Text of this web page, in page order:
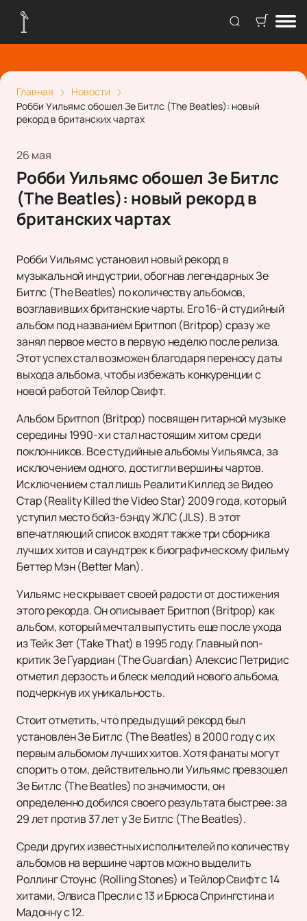
Главная
Новости
Робби Уильямс обошел Зе Битлс (The Beatles): новый
рекорд в британских чартах
26 мая
Робби Уильямс обошел Зе Битлс
(The Beatles): новый рекорд в
британских чартах
Робби Уильямс установил новый рекорд в
музыкальной индустрии, обогнав легендарных Зе
Битлс (The Beatles) по количеству альбомов,
возглавивших британские чарты. Его 16-й студийный
альбом под названием Бритпоп (Britpop) сразу же
занял первое место в первую неделю после релиза.
Этот успех стал возможен благодаря переносу даты
выхода альбома, чтобы избежать конкуренции с
новой работой Тейлор Свифт.
Альбом Бритпоп (Britpop) посвящен гитарной музыке
середины 1990-х и стал настоящим хитом среди
поклонников. Все студийные альбомы Уильямса, за
исключением одного, достигли вершины чартов.
Исключением стал лишь Реалити Киллед зе Видео
Стар (Reality Killed the Video Star) 2009 года, который
уступил место бойз-бэнду ЖЛС (JLS). В этот
впечатляющий список входят также три сборника
лучших хитов и саундтрек к биографическому фильму
Беттер Мэн (Better Man).
Уильямс не скрывает своей радости от достижения
этого рекорда. Он описывает Бритпоп (Britpop) как
альбом, который мечтал выпустить еще после ухода
из Тейк Зет (Take That) в 1995 году. Главный поп-
критик Зе Гуардиан (The Guardian) Алексис Петридис
отметил дерзость и блеск мелодий нового альбома,
подчеркнув их уникальность.
Стоит отметить, что предыдущий рекорд был
установлен Зе Битлс (The Beatles) в 2000 году с их
первым альбомом лучших хитов. Хотя фанаты могут
спорить о том, действительно ли Уильямс превзошел
Зе Битлс (The Beatles) по значимости, он
определенно добился своего результата быстрее: за
29 лет против 37 лет у Зе Битлс (The Beatles).
Среди других известных исполнителей по количеству
альбомов на вершине чартов можно выделить
Роллинг Стоунс (Rolling Stones) и Тейлор Свифт с 14
хитами, Элвиса Пресли с 13 и Брюса Спрингстина и
Мадонну с 12.